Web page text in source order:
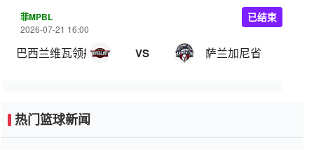
菲MPBL
2026-07-21 16:00
巴西兰维瓦领航 VS 萨兰加尼省
已结束
热门篮球新闻